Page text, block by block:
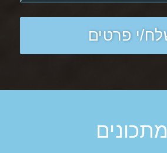
מתכונים